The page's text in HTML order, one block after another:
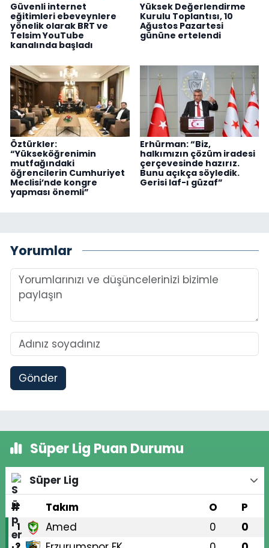
Güvenli internet
eğitimleri ebeveynlere
yönelik olarak BRT ve
Telsim YouTube
kanalında başladı
Yüksek Değerlendirme
Kurulu Toplantısı, 10
Ağustos Pazartesi
gününe ertelendi
Öztürkler:
“Yükseköğrenimin
mutfağındaki
öğrencilerin Cumhuriyet
Meclisi’nde kongre
yapması önemli”
Erhürman: “Biz,
halkımızın çözüm iradesi
çerçevesinde hazırız.
Bunu açıkça söyledik.
Gerisi laf-ı güzaf”
Yorumlar
Gönder
Süper Lig Puan Durumu
Süper Lig
#
Takım O P
1 Amed 0 0